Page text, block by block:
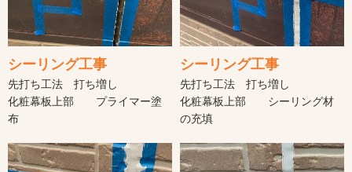
シーリング工事
先打ち工法 打ち増し
化粧幕板上部 プライマー塗
布
シーリング工事
先打ち工法 打ち増し
化粧幕板上部 シーリング材
の充填